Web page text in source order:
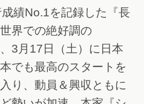
績No.1を記録した『長
界での絶好調の
3月17日（土）に日本
でも最高のスタートを
り、動員＆興収ともに